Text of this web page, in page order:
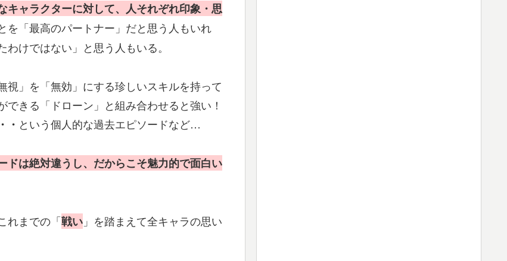
キャラクターに対して、人それぞれ印象・思
を「最高のパートナー」だと思う人もいれ
けではない」と思う人もいる。
」を「無効」にする珍しいスキルを持って
きる「ドローン」と組み合わせると強い！
・ という個人的な過去エピソードなど…
ドは絶対違う し、 だからこそ魅力的で面白い
れまでの「戦い 」を踏まえて全キャラの思い